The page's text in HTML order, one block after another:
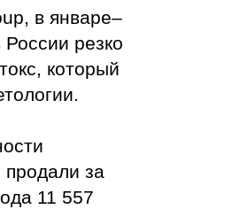
в январе–
России резко
который
продали за
11 557